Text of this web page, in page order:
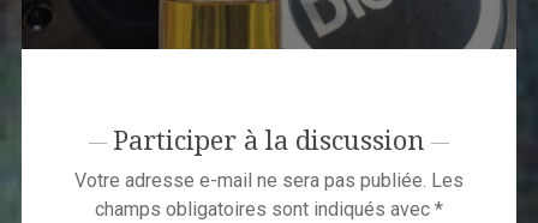
Participer à la discussion
Votre adresse e-mail ne sera pas publiée. Les
champs obligatoires sont indiqués avec *